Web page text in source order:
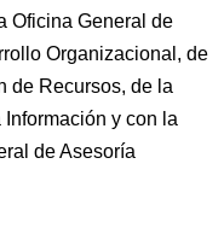
Oficina General de
Organizacional, de
de Recursos, de la
y con la
de Asesoría